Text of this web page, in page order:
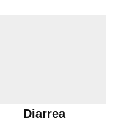
Diarrea